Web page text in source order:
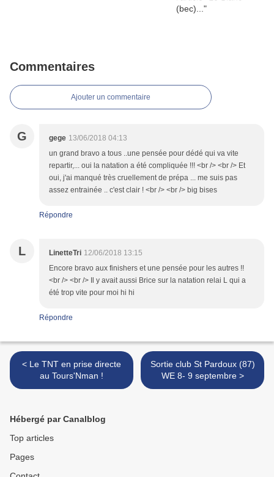
Commentaires
Ajouter un commentaire
G gege 13/06/2018 04:13
un grand bravo a tous ..une pensée pour dédé qui va vite
repartir,... oui la natation a été compliquée !!! <br /> <br /> Et
oui, j'ai manqué très cruellement de prépa ... me suis pas
assez entrainée .. c'est clair ! <br /> <br /> big bises
Répondre
L LinetteTri 12/06/2018 13:15
Encore bravo aux finishers et une pensée pour les autres !!
<br /> <br /> Il y avait aussi Brice sur la natation relai L qui a
été trop vite pour moi hi hi
Répondre
< Le TNT en prise directe
au Tours'Nman !
Sortie club St Pardoux (87)
WE 8- 9 septembre >
Hébergé par Canalblog
Top articles
Pages